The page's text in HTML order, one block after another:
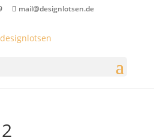
mail@designlotsen.de